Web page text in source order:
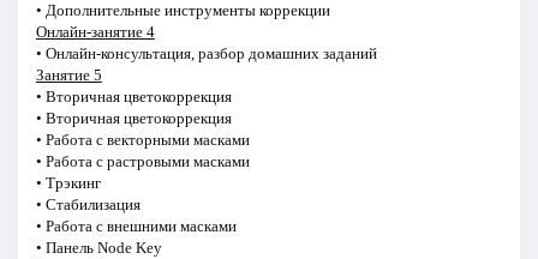
• Дополнительные инструменты коррекции
Онлайн-занятие 4
• Онлайн-консультация, разбор домашних заданий
Занятие 5
• Вторичная цветокоррекция
• Вторичная цветокоррекция
• Работа с векторными масками
• Работа с растровыми масками
• Трэкинг
• Стабилизация
• Работа с внешними масками
• Панель Node Key